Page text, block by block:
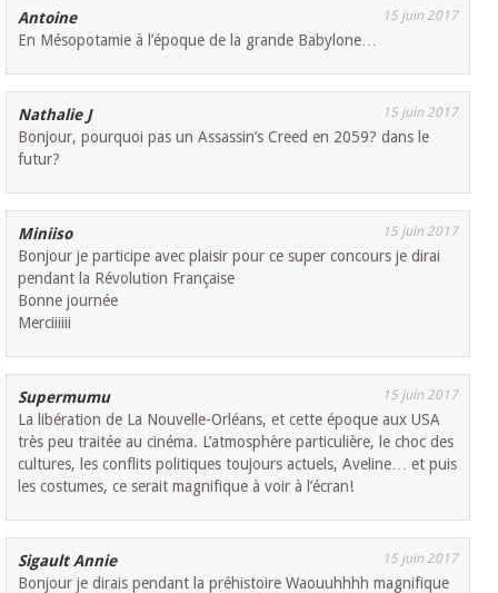
Antoine 15 juin 2017
En Mésopotamie à l’époque de la grande Babylone…
Nathalie J 15 juin 2017
Bonjour, pourquoi pas un Assassin’s Creed en 2059? dans le
futur?
Miniiso 15 juin 2017
Bonjour je participe avec plaisir pour ce super concours je dirai
pendant la Révolution Française
Bonne journée
Merciiiiii
Supermumu 15 juin 2017
La libération de La Nouvelle-Orléans, et cette époque aux USA
très peu traitée au cinéma. L’atmosphère particulière, le choc des
cultures, les conflits politiques toujours actuels, Aveline… et puis
les costumes, ce serait magnifique à voir à l’écran!
Sigault Annie 15 juin 2017
Bonjour je dirais pendant la préhistoire Waouuhhhh magnifique